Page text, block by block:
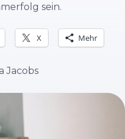
sein.
X Mehr
Jacobs